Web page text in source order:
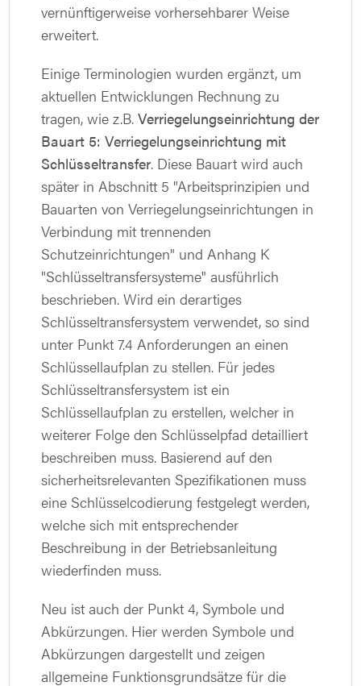
vernünftigerweise vorhersehbarer Weise
erweitert.
Einige Terminologien wurden ergänzt, um
aktuellen Entwicklungen Rechnung zu
tragen, wie z.B. Verriegelungseinrichtung der
Bauart 5: Verriegelungseinrichtung mit
Schlüsseltransfer. Diese Bauart wird auch
später in Abschnitt 5 "Arbeitsprinzipien und
Bauarten von Verriegelungseinrichtungen in
Verbindung mit trennenden
Schutzeinrichtungen" und Anhang K
"Schlüsseltransfersysteme" ausführlich
beschrieben. Wird ein derartiges
Schlüsseltransfersystem verwendet, so sind
unter Punkt 7.4 Anforderungen an einen
Schlüssellaufplan zu stellen. Für jedes
Schlüsseltransfersystem ist ein
Schlüssellaufplan zu erstellen, welcher in
weiterer Folge den Schlüsselpfad detailliert
beschreiben muss. Basierend auf den
sicherheitsrelevanten Spezifikationen muss
eine Schlüsselcodierung festgelegt werden,
welche sich mit entsprechender
Beschreibung in der Betriebsanleitung
wiederfinden muss.
Neu ist auch der Punkt 4, Symbole und
Abkürzungen. Hier werden Symbole und
Abkürzungen dargestellt und zeigen
allgemeine Funktionsgrundsätze für die